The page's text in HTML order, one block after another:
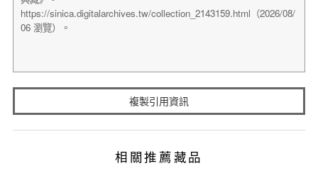
複製引用資訊
相關推薦藏品